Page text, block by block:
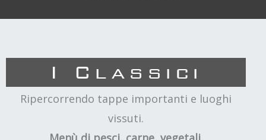
I Classici
Ripercorrendo tappe importanti e luoghi
vissuti.